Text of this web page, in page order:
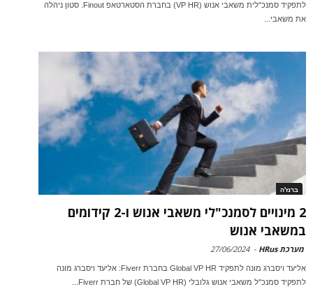
לתפקיד סמנכ"לית משאבי אנוש (VP HR) בחברת הסטארטאפ Finout. סטון ניהלה
את משאבי...
ברנז'ה
2 מינויים לסמנכ"לי משאבי אנוש ו-2 קידומים
במשאבי אנוש
מערכת HRus -
27/06/2024
אליעד ויסברג מונה לתפקיד Global VP HR בחברת Fiverr: אליעד ויסברג מונה
לתפקיד סמנכ"ל משאבי אנוש גלובלי (Global VP HR) של חברת Fiverr...